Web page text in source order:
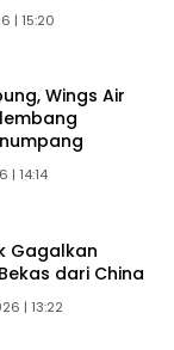
| 15:20
Wings Air
| 14:14
Gagalkan
dari China
| 13:22